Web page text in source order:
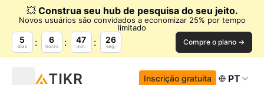
💥 Construa seu hub de pesquisa do seu jeito.
Novos usuários são convidados a economizar 25% por tempo
limitado
5
dias
6
horas
47
min.
25
seg. Compre o plano →
Inscrição gratuita PT